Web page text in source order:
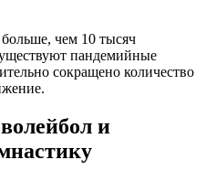
чем 10 тысяч
пандемийные
сокращено количество
и